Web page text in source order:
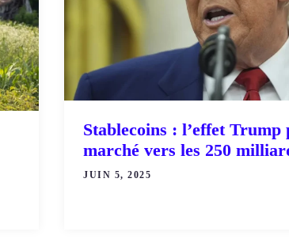
Stablecoins : l’effet Trump
marché vers les 250
JUIN 5, 2025